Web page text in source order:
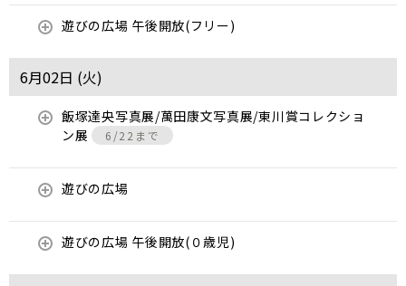
遊びの広場 午後開放(フリー)
6月02日 (火)
飯塚達央写真展/萬田康文写真展/東川賞コレクショ
ン展
6/22まで
遊びの広場
遊びの広場 午後開放(０歳児)